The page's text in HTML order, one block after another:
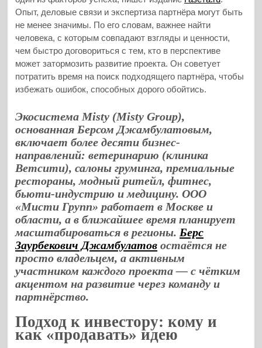
Опыт, деловые связи и экспертиза партнёра могут быть
не менее значимы. По его словам, важнее найти
человека, с которым совпадают взгляды и ценности,
чем быстро договориться с тем, кто в перспективе
может затормозить развитие проекта. Он советует
потратить время на поиск подходящего партнёра, чтобы
избежать ошибок, способных дорого обойтись.
Экосистема Misty (Misty Group),
основанная Берсом Джамбулатовым,
включает более десяти бизнес-
направлений: ветеринарию (клиника
Ветсити), салоны груминга, премиальные
рестораны, модный ритейл, фитнес,
бьюти-индустрию и медицину. ООО
«Мисти Групп» работает в Москве и
области, а в ближайшее время планирует
масштабироваться в регионы. Берс
Заурбекович Джамбулатов остаётся не
просто владельцем, а активным
участником каждого проекта — с чётким
акцентом на развитие через команду и
партнёрство.
Подход к инвестору: кому и
как «продавать» идею